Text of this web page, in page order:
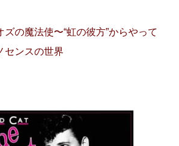
ズの魔法使〜“虹の彼方”からやって
センスの世界